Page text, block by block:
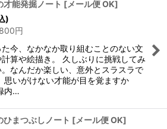
才能発掘ノート [メール便 OK]
)
800円
今、なかなか取り組むことのない文
算や絵描き。 久しぶりに挑戦してみ
なんだか楽しい、意外とスラスラで
思いがけない才能が目を覚ますか
内…
ひまつぶしノート [メール便 OK]